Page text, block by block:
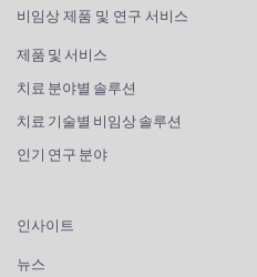
비임상 제품 및 연구 서비스
제품 및 서비스
치료 분야별 솔루션
치료 기술별 비임상 솔루션
인기 연구 분야
인사이트
뉴스